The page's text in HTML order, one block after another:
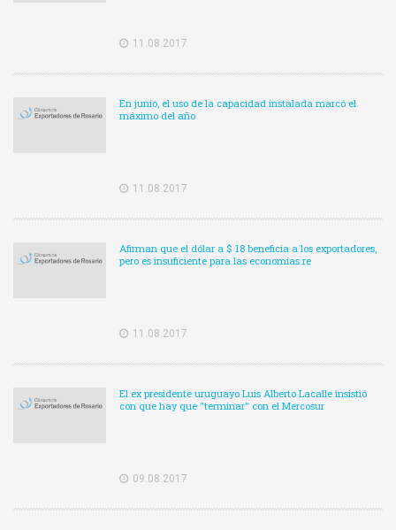
11.08.2017
En junio, el uso de la capacidad instalada marcó el
máximo del año
11.08.2017
Afirman que el dólar a $ 18 beneficia a los exportadores,
pero es insuficiente para las economías re
11.08.2017
El ex presidente uruguayo Luis Alberto Lacalle insistió
con que hay que "terminar" con el Mercosur
09.08.2017